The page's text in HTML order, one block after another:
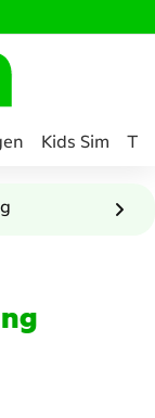
Kids Sim